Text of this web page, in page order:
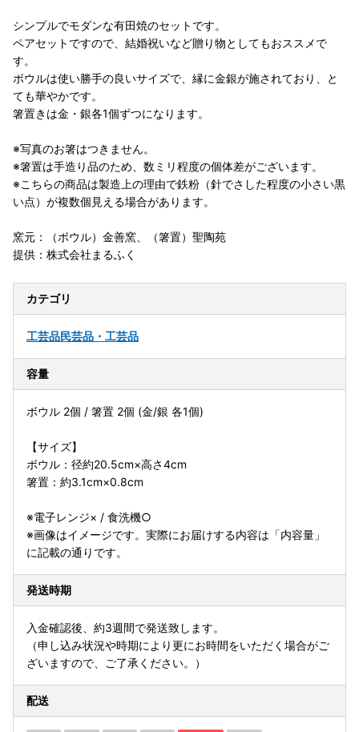
シンプルでモダンな有田焼のセットです。
ペアセットですので、結婚祝いなど贈り物としてもおススメで
す。
ボウルは使い勝手の良いサイズで、縁に金銀が施されており、と
ても華やかです。
箸置きは金・銀各1個ずつになります。
※写真のお箸はつきません。
※箸置は手造り品のため、数ミリ程度の個体差がございます。
※こちらの商品は製造上の理由で鉄粉（針でさした程度の小さい黒
い点）が複数個見える場合があります。
窯元：（ボウル）金善窯、（箸置）聖陶苑
提供：株式会社まるふく
カテゴリ
工芸品民芸品・工芸品
容量
ボウル 2個 / 箸置 2個 (金/銀 各1個)
【サイズ】
ボウル：径約20.5cm×高さ4cm
箸置：約3.1cm×0.8cm
※電子レンジ× / 食洗機○
※画像はイメージです。実際にお届けする内容は「内容量」
に記載の通りです。
発送時期
入金確認後、約3週間で発送致します。
（申し込み状況や時期により更にお時間をいただく場合がご
ざいますので、ご了承ください。）
配送